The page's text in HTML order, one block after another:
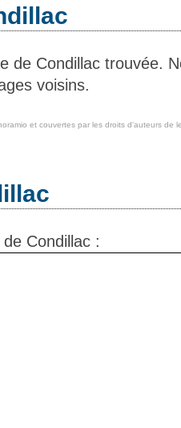
de Condillac trouvée.
voisins.
et couvertes par les droits d'auteurs de
Condillac :